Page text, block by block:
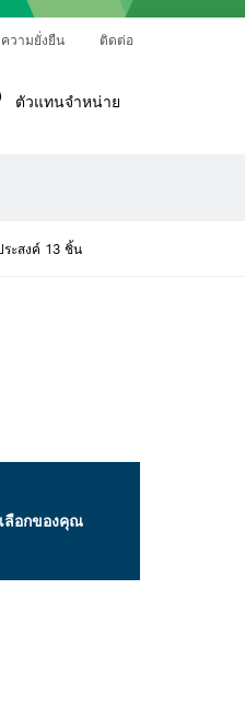
ความยั่งยืน ติดต่อ
ตัวแทนจำหน่าย
ระสงค์ 13 ชิ้น
ลือกของคุณ